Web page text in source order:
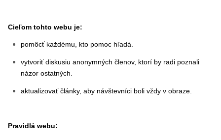
Cieľom tohto webu je:
pomôcť každému, kto pomoc hľadá.
vytvoriť diskusiu anonymných členov, ktorí by radi poznali
názor ostatných.
aktualizovať články, aby návštevníci boli vždy v obraze.
Pravidlá webu: